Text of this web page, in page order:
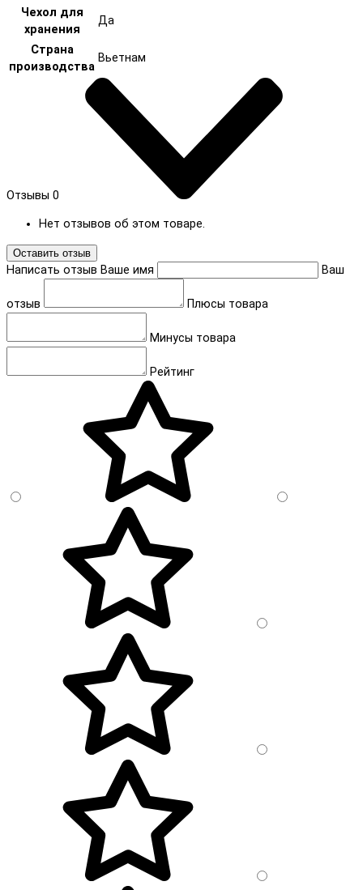
Чехол для
хранения
Да
Страна
производства
Вьетнам
Отзывы 0
Нет отзывов об этом товаре.
Оставить отзыв
Написать отзыв Ваше имя Ваш
отзыв Плюсы товара
Минусы товара
Рейтинг